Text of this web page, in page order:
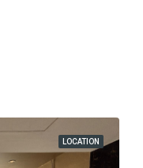
LOCATION